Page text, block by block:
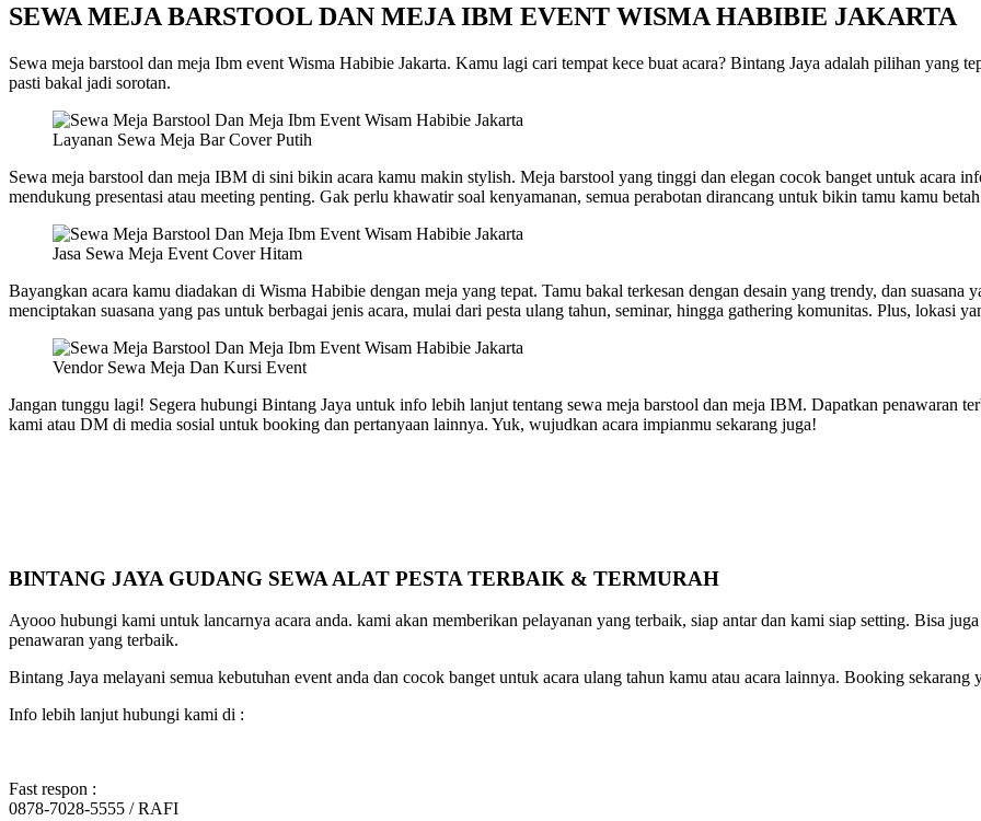
SEWA MEJA BARSTOOL DAN MEJA IBM EVENT WISMA HABIBIE JAKARTA
Sewa meja barstool dan meja Ibm event Wisma Habibie Jakarta. Kamu lagi cari tempat kece buat acara? Bintang Jaya adalah pilihan yang
pasti bakal jadi sorotan.
Layanan Sewa Meja Bar Cover Putih
Sewa meja barstool dan meja IBM di sini bikin acara kamu makin stylish. Meja barstool yang tinggi dan elegan cocok banget untuk acara
mendukung presentasi atau meeting penting. Gak perlu khawatir soal kenyamanan, semua perabotan dirancang untuk bikin tamu kamu
Jasa Sewa Meja Event Cover Hitam
Bayangkan acara kamu diadakan di Wisma Habibie dengan meja yang tepat. Tamu bakal terkesan dengan desain yang trendy, dan
menciptakan suasana yang pas untuk berbagai jenis acara, mulai dari pesta ulang tahun, seminar, hingga gathering komunitas. Plus, lokasi
Vendor Sewa Meja Dan Kursi Event
Jangan tunggu lagi! Segera hubungi Bintang Jaya untuk info lebih lanjut tentang sewa meja barstool dan meja IBM. Dapatkan penawaran
kami atau DM di media sosial untuk booking dan pertanyaan lainnya. Yuk, wujudkan acara impianmu sekarang juga!
BINTANG JAYA GUDANG SEWA ALAT PESTA TERBAIK & TERMURAH
Ayooo hubungi kami untuk lancarnya acara anda. kami akan memberikan pelayanan yang terbaik, siap antar dan kami siap setting. Bisa
penawaran yang terbaik.
Bintang Jaya melayani semua kebutuhan event anda dan cocok banget untuk acara ulang tahun kamu atau acara lainnya. Booking sekarang
Info lebih lanjut hubungi kami di :
Fast respon :
0878-7028-5555 / RAFI